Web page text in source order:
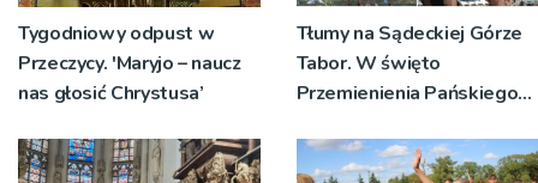
Tygodniowy odpust w
Przeczycy. 'Maryjo – naucz
nas głosić Chrystusa’
Tłumy na Sądeckiej Górze
Tabor. W święto
Przemienienia Pańskiego
znaczeniu Sakramentów